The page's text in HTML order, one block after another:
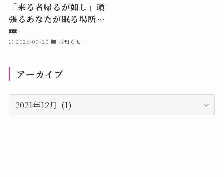
「来る者帰るが如し」頑
張るあなたが眠る場所…
💤
2026-03-20 お知らせ
アーカイブ
ア
ー